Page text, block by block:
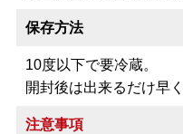
保存方法
10度以下で要冷蔵。
開封後は出来るだけ早
注意事項